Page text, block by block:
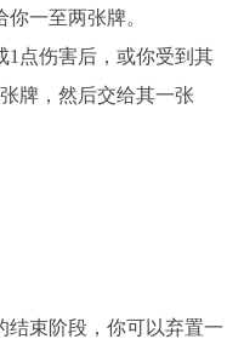
一至两张牌。
1点伤害后，或你受到其
牌，然后交给其一张
结束阶段，你可以弃置一